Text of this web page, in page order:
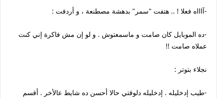
-آاااه فعلا ! .. هتفت "سمر" بدهشة مصطنعة ، و أردفت :
-ده الموبايل كان صامت و ماسمعتوش . و لو إن مش فاكرة إني كنت
عملاه صامت !!
نجلاء بتوتر :
-طيب إدخليله . إدخليله دلوقتي حالا أحسن ده شايط عالأخر . أقسم